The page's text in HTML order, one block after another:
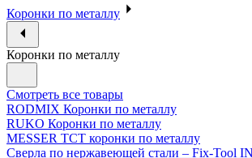
Коронки по металлу
Коронки по металлу
Смотреть все товары
RODMIX Коронки по металлу
RUKO Коронки по металлу
MESSER ТСТ коронки по металлу
Сверла по нержавеющей стали – Fix-Tool